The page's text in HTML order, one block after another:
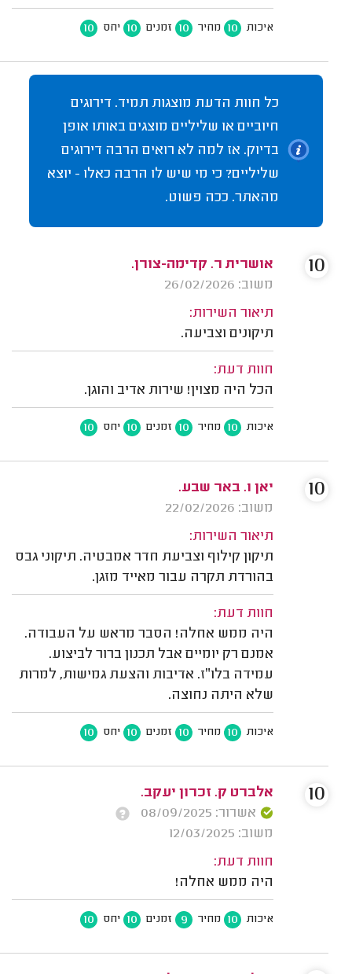
איכות 10 מחיר 10 זמנים 10 יחס 10
כל חוות הדעת מוצגות תמיד. דירוגים
חיוביים או שליליים מוצגים באותו אופן
בדיוק. אז למה לא רואים הרבה דירוגים
שליליים? כי מי שיש לו הרבה כאלו - יוצא
מהאתר. ככה פשוט.
אושרית ר. קדימה-צורן.
משוב: 26/02/2026
תיאור השירות:
תיקונים וצביעה.
חוות דעת:
הכל היה מצוין! שירות אדיב והוגן.
איכות 10 מחיר 10 זמנים 10 יחס 10
10
יאן ו. באר שבע.
משוב: 22/02/2026
תיאור השירות:
תיקון קילוף וצביעת חדר אמבטיה. תיקוני גבס
בהורדת תקרה עבור מאייד מזגן.
חוות דעת:
היה ממש אחלה! הסבר מראש על העבודה.
אמנם רק יומיים אבל תכנון ברור לביצוע.
עמידה בלו״ז. אדיבות והצעת גמישות, למרות
שלא היתה נחוצה.
איכות 10 מחיר 10 זמנים 10 יחס 10
10
אלברט ק. זכרון יעקב.
אשרור: 08/09/2025
משוב: 12/03/2025
חוות דעת:
היה ממש אחלה!
איכות 10 מחיר 9 זמנים 10 יחס 10
10